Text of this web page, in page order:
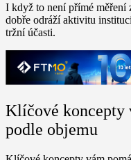
I když to není přímé měření
dobře odráží aktivitu
tržní účasti.
Klíčové koncepty
podle objemu